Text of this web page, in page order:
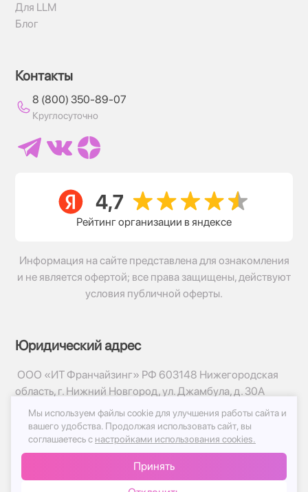
Для LLM
Блог
Контакты
8 (800) 350-89-07
Круглосуточно
Рейтинг организации в яндексе
Информация на сайте представлена для ознакомления
и не является офертой; все права защищены, действуют
условия публичной оферты.
Юридический адрес
ООО «ИТ Франчайзинг» РФ 603148 Нижегородская
область, г. Нижний Новгород, ул. Джамбула, д. 30А
© 2017-2026г, База Цветов 24.ру
Политика конфиденциальности
Публичная оферта
Мы используем файлы cookie для улучшения работы сайта и
вашего удобства. Продолжая использовать сайт, вы
соглашаетесь с настройками использования cookies.
Принять